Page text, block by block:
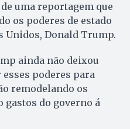
uma reportagem que
os poderes de estado
Unidos, Donald Trump.
ainda não deixou
poderes para
remodelando os
gastos do governo á